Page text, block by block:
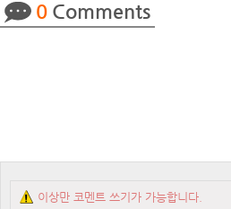
0 Comments
이상만 코멘트 쓰기가 가능합니다.